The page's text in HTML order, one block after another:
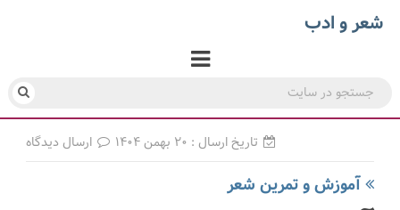
شعر و ادب
تاریخ ارسال : ۲۰ بهمن ۱۴۰۴ ارسال دیدگاه
آموزش و تمرین شعر